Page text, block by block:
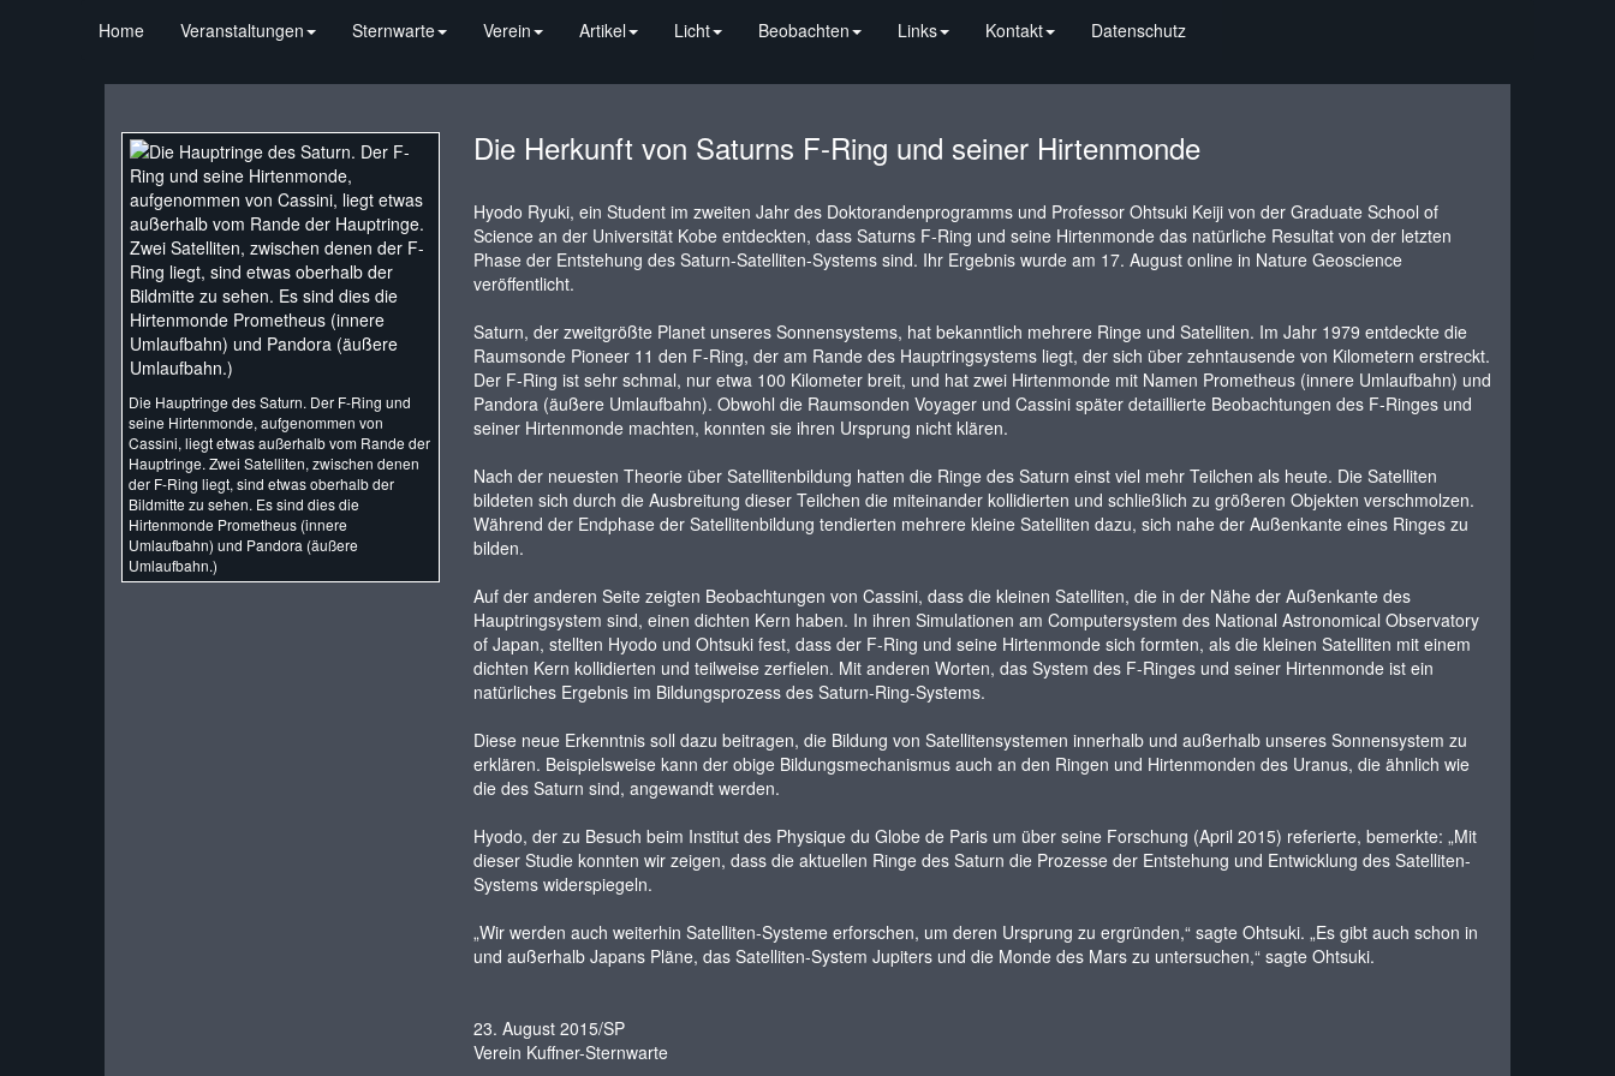
Home Veranstaltungen Sternwarte Verein Artikel Licht Beobachten Links Kontakt Datenschutz
Die Hauptringe des Saturn. Der F-Ring und
seine Hirtenmonde, aufgenommen von
Cassini, liegt etwas außerhalb vom Rande der
Hauptringe. Zwei Satelliten, zwischen denen
der F-Ring liegt, sind etwas oberhalb der
Bildmitte zu sehen. Es sind dies die
Hirtenmonde Prometheus (innere
Umlaufbahn) und Pandora (äußere
Umlaufbahn.)
Die Herkunft von Saturns F-Ring und seiner Hirtenmonde
Hyodo Ryuki, ein Student im zweiten Jahr des Doktorandenprogramms und Professor Ohtsuki Keiji von der Graduate School of
Science an der Universität Kobe entdeckten, dass Saturns F-Ring und seine Hirtenmonde das natürliche Resultat von der letzten
Phase der Entstehung des Saturn-Satelliten-Systems sind. Ihr Ergebnis wurde am 17. August online in Nature Geoscience
veröffentlicht.
Saturn, der zweitgrößte Planet unseres Sonnensystems, hat bekanntlich mehrere Ringe und Satelliten. Im Jahr 1979 entdeckte die
Raumsonde Pioneer 11 den F-Ring, der am Rande des Hauptringsystems liegt, der sich über zehntausende von Kilometern erstreckt.
Der F-Ring ist sehr schmal, nur etwa 100 Kilometer breit, und hat zwei Hirtenmonde mit Namen Prometheus (innere Umlaufbahn) und
Pandora (äußere Umlaufbahn). Obwohl die Raumsonden Voyager und Cassini später detaillierte Beobachtungen des F-Ringes und
seiner Hirtenmonde machten, konnten sie ihren Ursprung nicht klären.
Nach der neuesten Theorie über Satellitenbildung hatten die Ringe des Saturn einst viel mehr Teilchen als heute. Die Satelliten
bildeten sich durch die Ausbreitung dieser Teilchen die miteinander kollidierten und schließlich zu größeren Objekten verschmolzen.
Während der Endphase der Satellitenbildung tendierten mehrere kleine Satelliten dazu, sich nahe der Außenkante eines Ringes zu
bilden.
Auf der anderen Seite zeigten Beobachtungen von Cassini, dass die kleinen Satelliten, die in der Nähe der Außenkante des
Hauptringsystem sind, einen dichten Kern haben. In ihren Simulationen am Computersystem des National Astronomical Observatory
of Japan, stellten Hyodo und Ohtsuki fest, dass der F-Ring und seine Hirtenmonde sich formten, als die kleinen Satelliten mit einem
dichten Kern kollidierten und teilweise zerfielen. Mit anderen Worten, das System des F-Ringes und seiner Hirtenmonde ist ein
natürliches Ergebnis im Bildungsprozess des Saturn-Ring-Systems.
Diese neue Erkenntnis soll dazu beitragen, die Bildung von Satellitensystemen innerhalb und außerhalb unseres Sonnensystem zu
erklären. Beispielsweise kann der obige Bildungsmechanismus auch an den Ringen und Hirtenmonden des Uranus, die ähnlich wie
die des Saturn sind, angewandt werden.
Hyodo, der zu Besuch beim Institut des Physique du Globe de Paris um über seine Forschung (April 2015) referierte, bemerkte: „Mit
dieser Studie konnten wir zeigen, dass die aktuellen Ringe des Saturn die Prozesse der Entstehung und Entwicklung des Satelliten-
Systems widerspiegeln.
„Wir werden auch weiterhin Satelliten-Systeme erforschen, um deren Ursprung zu ergründen,“ sagte Ohtsuki. „Es gibt auch schon in
und außerhalb Japans Pläne, das Satelliten-System Jupiters und die Monde des Mars zu untersuchen,“ sagte Ohtsuki.
23. August 2015/SP
Verein Kuffner-Sternwarte